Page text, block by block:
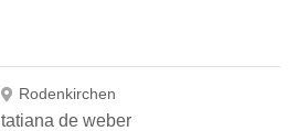
Rodenkirchen
tatiana de weber